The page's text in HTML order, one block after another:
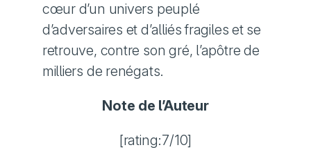
cœur d’un univers peuplé
d’adversaires et d’alliés fragiles et se
retrouve, contre son gré, l’apôtre de
milliers de renégats.
Note de l’Auteur
[rating:7/10]